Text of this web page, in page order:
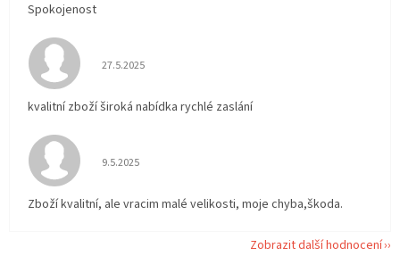
Spokojenost
Hodnocení obchodu je 5 z 5 hvězdiček.
27.5.2025
kvalitní zboží široká nabídka rychlé zaslání
Hodnocení obchodu je 5 z 5 hvězdiček.
9.5.2025
Zboží kvalitní, ale vracim malé velikosti, moje chyba,škoda.
Zobrazit další hodnocení